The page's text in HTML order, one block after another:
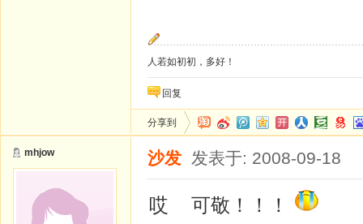
人若如初初，多好！
回复
分享到
mhjow 沙发 发表于: 2008-09-18
哎 可敬！！！